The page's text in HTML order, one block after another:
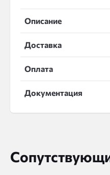
Описание
Доставка
Оплата
Документация